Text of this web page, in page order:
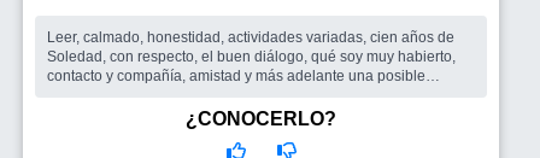
Leer, calmado, honestidad, actividades variadas, cien años de
Soledad, con respecto, el buen diálogo, qué soy muy habierto,
contacto y compañía, amistad y más adelante una posible
Una mujer para salir y compartir.
¿CONOCERLO?